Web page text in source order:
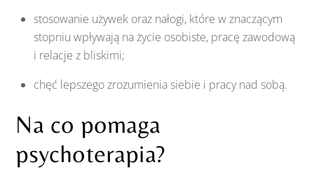
stosowanie używek oraz nałogi, które w znaczącym
stopniu wpływają na życie osobiste, pracę zawodową
i relacje z bliskimi;
chęć lepszego zrozumienia siebie i pracy nad sobą.
Na co pomaga
psychoterapia?